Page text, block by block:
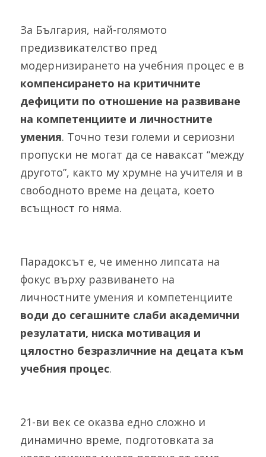
За България, най-голямото
предизвикателство пред
компенсирането на критичните
дефицити по отношение на развиване
на компетенциите и личностните
умения. Точно тези големи и сериозни
пропуски не могат да се наваксат “между
другото”, както му хрумне на учителя и в
свободното време на децата, което
всъщност го няма.
Парадоксът е, че именно липсата на
фокус върху развиването на
води до сегашните слаби академични
резулатати, ниска мотивация и
цялостно безразличние на децата към
учебния процес.
21-ви век се оказва едно сложно и
динамично време, подготовката за